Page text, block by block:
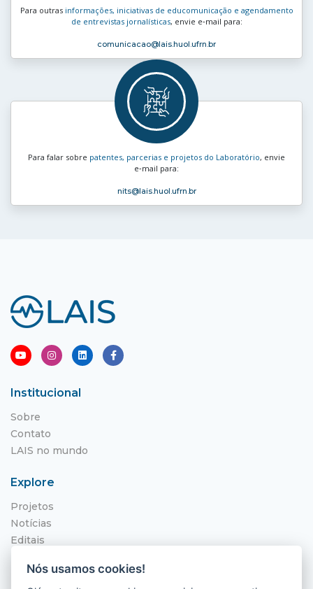
Para outras informações, iniciativas de educomunicação e agendamento
de entrevistas jornalísticas, envie e‑mail para:
comunicacao@lais.huol.ufrn.br
Para falar sobre patentes, parcerias e projetos do Laboratório, envie
e‑mail para:
nits@lais.huol.ufrn.br
Institucional
Sobre
Contato
LAIS no mundo
Explore
Projetos
Notícias
Editais
Nós usamos cookies!